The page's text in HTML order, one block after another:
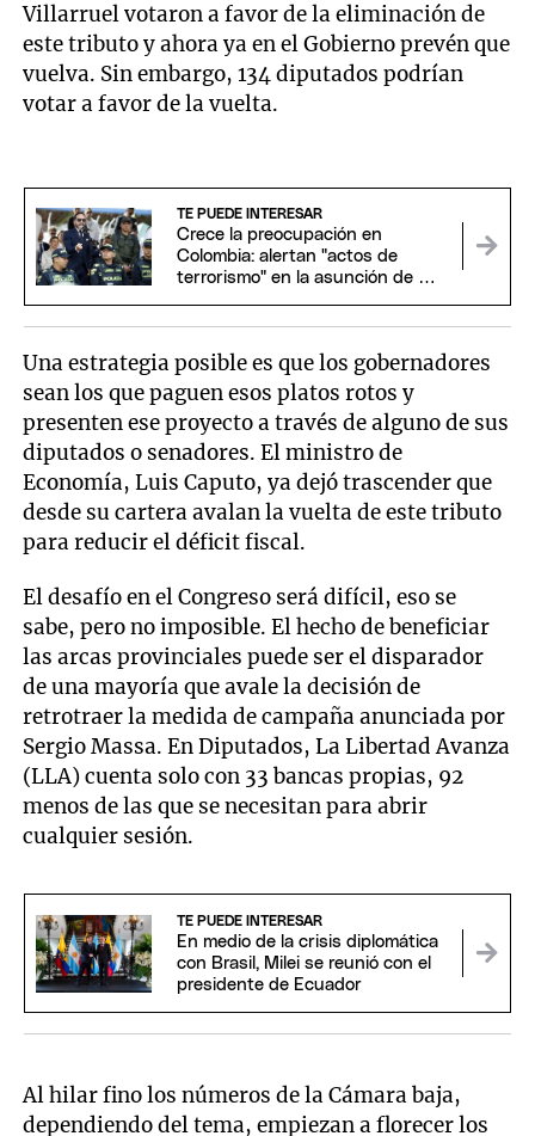
Villarruel votaron a favor de la eliminación de
este tributo y ahora ya en el Gobierno prevén que
vuelva. Sin embargo, 134 diputados podrían
votar a favor de la vuelta.
TE PUEDE INTERESAR
Crece la preocupación en
Colombia: alertan "actos de
terrorismo" en la asunción de De
Una estrategia posible es que los gobernadores
sean los que paguen esos platos rotos y
presenten ese proyecto a través de alguno de sus
diputados o senadores. El ministro de
Economía, Luis Caputo, ya dejó trascender que
desde su cartera avalan la vuelta de este tributo
para reducir el déficit fiscal.
El desafío en el Congreso será difícil, eso se
sabe, pero no imposible. El hecho de beneficiar
las arcas provinciales puede ser el disparador
de una mayoría que avale la decisión de
retrotraer la medida de campaña anunciada por
Sergio Massa. En Diputados, La Libertad Avanza
(LLA) cuenta solo con 33 bancas propias, 92
menos de las que se necesitan para abrir
cualquier sesión.
TE PUEDE INTERESAR
En medio de la crisis diplomática
con Brasil, Milei se reunió con el
presidente de Ecuador
Al hilar fino los números de la Cámara baja,
dependiendo del tema, empiezan a florecer los